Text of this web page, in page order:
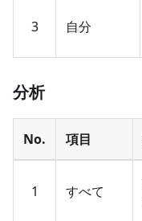
3 自分
分析
No. 項目
1 すべて